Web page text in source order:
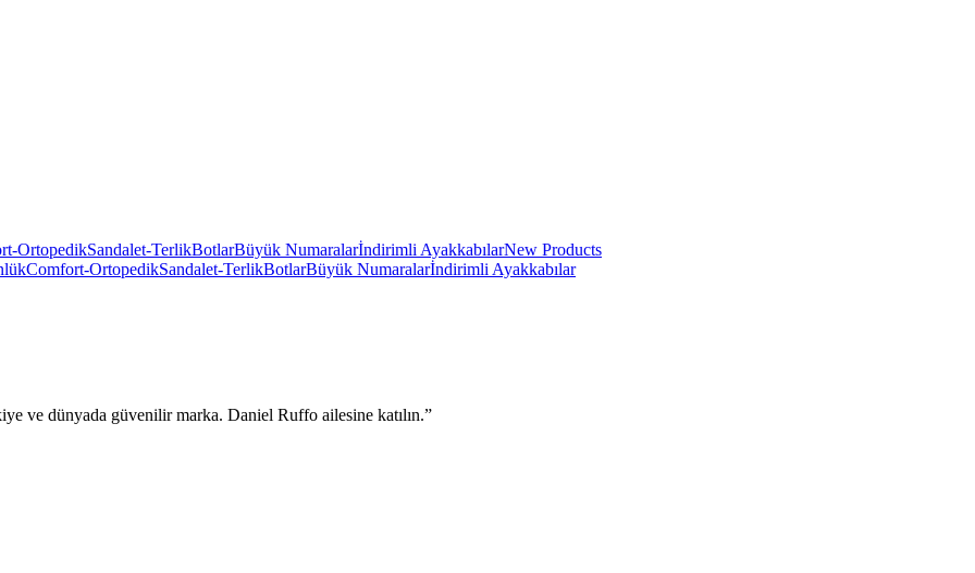
OrtopedikSandalet-TerlikBotlarBüyük Numaralarİndirimli AyakkabılarNew Products
Comfort-OrtopedikSandalet-TerlikBotlarBüyük Numaralarİndirimli Ayakkabılar
ve dünyada güvenilir marka. Daniel Ruffo ailesine katılın.”